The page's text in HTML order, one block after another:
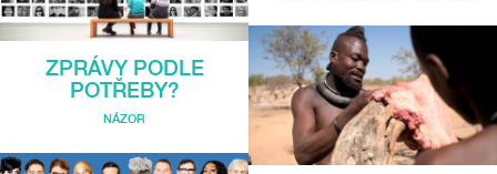
ZPRÁVY PODLE
POTŘEBY?
NÁZOR